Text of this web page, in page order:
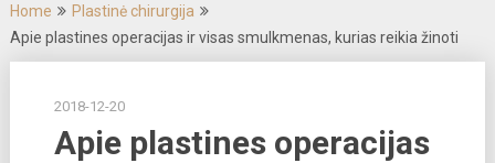
Home
Plastinė chirurgija
Apie plastines operacijas ir visas smulkmenas, kurias reikia žinoti
2018-12-20
Apie plastines operacijas